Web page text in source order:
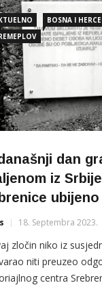
BOSNA I
dan
iz
18. Septembra 2023.
zločin niko iz
niti preuzeo
centra